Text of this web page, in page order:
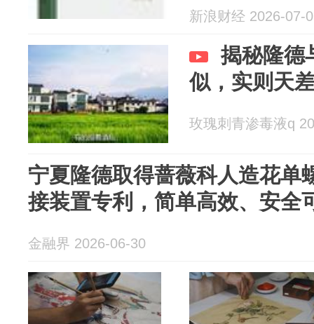
新浪财经 2026-07-
揭秘隆德
似，实则天
玫瑰刺青渗毒液q
宁夏隆德取得蔷薇科人造花单
接装置专利，简单高效、安全
金融界 2026-06-30